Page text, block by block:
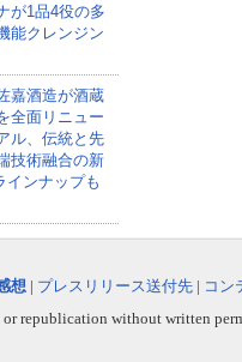
が1品4役の多
能クレンジン
嘉酒造が酒蔵
全面リニュー
ル、伝統と先
技術融合の新
インナップも
想 | プレスリリース送付先 | コン
republication without written